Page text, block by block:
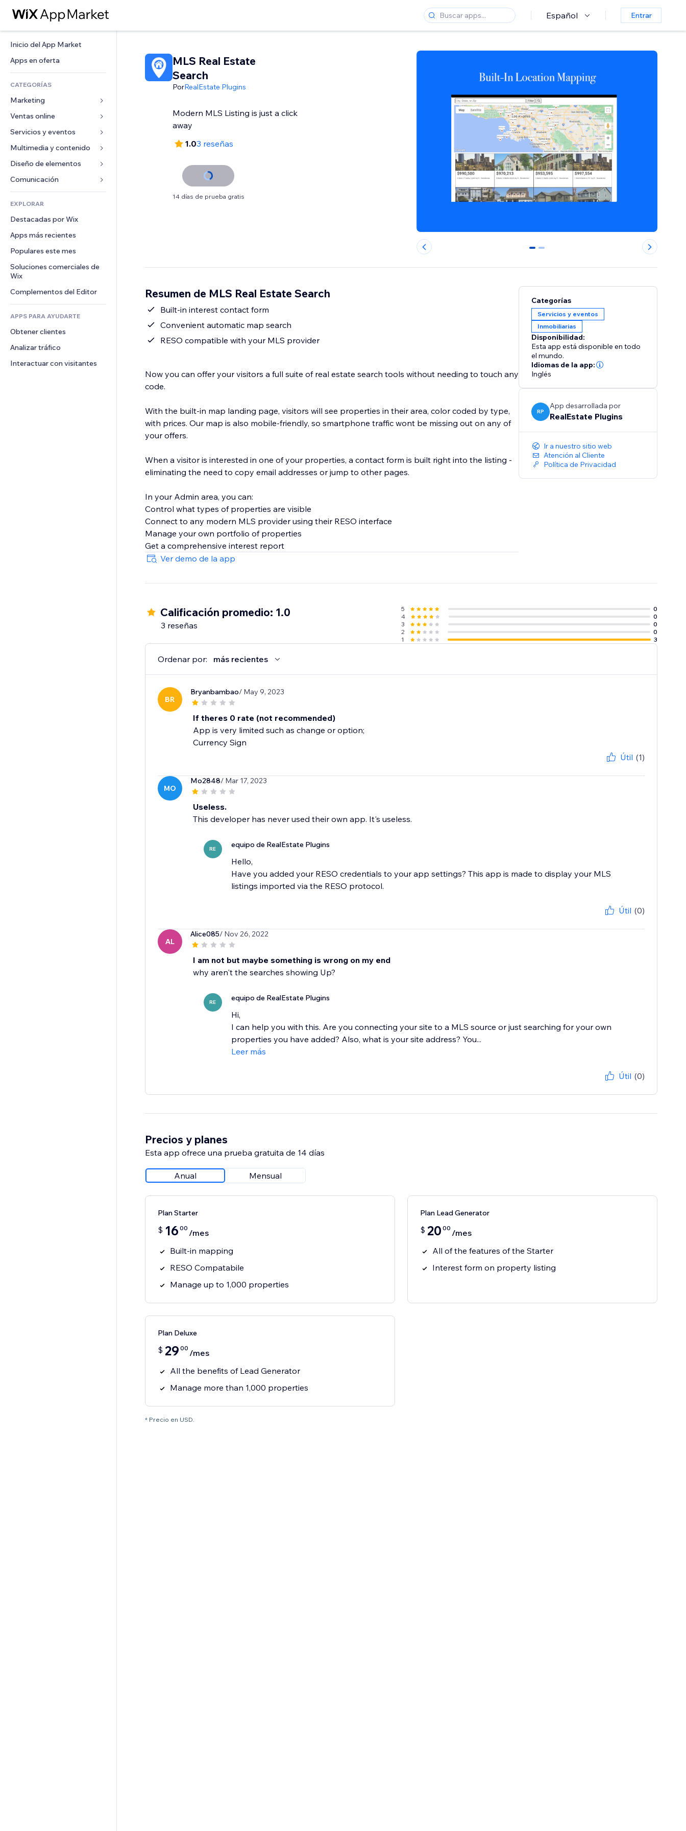
Español Entrar
Inicio del App Market
Apps en oferta
CATEGORÍAS
Marketing
Anuncios
Móvil
Analíticas
Anuncios del sitio
Email
Ventas online
Apps para tiendas
Envíos y entregas
Botones de venta
Contabilidad
Cupones y fidelización
Almacenamiento de mercancía
Crowdfunding
Alimentos y bebidas
Servicios y eventos
Hoteles
Eventos
Restaurantes
Inmobiliarias
Reservas
Multimedia y contenido
Galerías
Música
Pódcast
Fotografía
Video
PDF
Compartir archivos
Noticias
Servicios de contenido
Efectos de texto
Diseño de elementos
Mapas y navegación
Privacidad y seguridad
Reloj
Plantillas para páginas
Efectos de imágenes
Botones y menús
Banners e insignias
Calculadoras
Buscar
Formularios
Encuestas
Chat
Comentarios
Teléfono
Comunidad
Reseñas y testimonios
EXPLORAR
Destacadas por Wix
Apps más recientes
Populares este mes
Soluciones comerciales de
Wix
Complementos del Editor
APPS PARA AYUDARTE
Obtener clientes
Analizar tráfico
Interactuar con visitantes
MLS Real Estate
Search
PorRealEstate Plugins
Modern MLS Listing is just a click
away
1.03 reseñas
14 días de prueba gratis
0 1
Resumen de MLS Real Estate Search
Built-in interest contact form
Convenient automatic map search
RESO compatible with your MLS provider
Now you can offer your visitors a full suite of real estate search tools without needing to touch any
code.
With the built-in map landing page, visitors will see properties in their area, color coded by type,
with prices. Our map is also mobile-friendly, so smartphone traffic wont be missing out on any of
your offers.
When a visitor is interested in one of your properties, a contact form is built right into the listing -
eliminating the need to copy email addresses or jump to other pages.
In your Admin area, you can:
Control what types of properties are visible
Connect to any modern MLS provider using their RESO interface
Manage your own portfolio of properties
Get a comprehensive interest report
Ver demo de la app
Categorías
Servicios y eventos
Inmobiliarias
Disponibilidad:
Esta app está disponible en todo
el mundo.
Idiomas de la app:
Inglés
RP
App desarrollada por
RealEstate Plugins
Ir a nuestro sitio web
Atención al Cliente
Política de Privacidad
Calificación promedio: 1.0
3 reseñas
5
0
4
0
3
0
2
0
1
3
Ordenar por: más recientes
BR
Bryanbambao/ May 9, 2023
If theres 0 rate (not recommended)
App is very limited such as change or option;
Currency Sign
Útil (1)
MO
Mo2848/ Mar 17, 2023
Useless.
This developer has never used their own app. It's useless.
RE equipo de RealEstate Plugins
Hello,
Have you added your RESO credentials to your app settings? This app is made to display your MLS
Útil (0)
AL
Alice085/ Nov 26, 2022
I am not but maybe something is wrong on my end
why aren't the searches showing Up?
RE equipo de RealEstate Plugins
Hi,
I can help you with this. Are you connecting your site to a MLS source or just searching for your own
properties you have added? Also, what is your site address? You...
Leer más
Útil (0)
Precios y planes
Esta app ofrece una prueba gratuita de 14 días
Anual Mensual
Plan Starter
$ 16 00 /mes
Built-in mapping
RESO Compatabile
Manage up to 1,000 properties
Plan Lead Generator
$ 20 00 /mes
All of the features of the Starter
Interest form on property listing
Plan Deluxe
$ 29 00 /mes
All the benefits of Lead Generator
Manage more than 1,000 properties
* Precio en USD.